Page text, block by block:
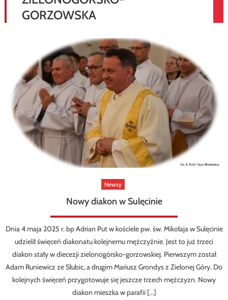
GORZOWSKA
Newsy
Nowy diakon w Sulęcinie
Dnia 4 maja 2025 r. bp Adrian Put w kościele pw. św. Mikołaja w Sulęcinie
udzielił święceń diakonatu kolejnemu mężczyźnie. Jest to już trzeci
diakon stały w diecezji zielonogórsko-gorzowskiej. Pierwszym został
Adam Runiewicz ze Słubic, a drugim Mariusz Grondys z Zielonej Góry. Do
kolejnych święceń przygotowuje się jeszcze trzech mężczyzn. Nowy
diakon mieszka w parafii […]